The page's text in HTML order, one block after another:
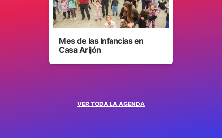
VER TODA LA AGENDA
Mes de las Infancias en
Casa Arijón